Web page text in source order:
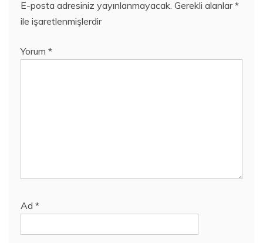
E-posta adresiniz yayınlanmayacak. Gerekli alanlar*
ile işaretlenmişlerdir
Yorum *
Ad *